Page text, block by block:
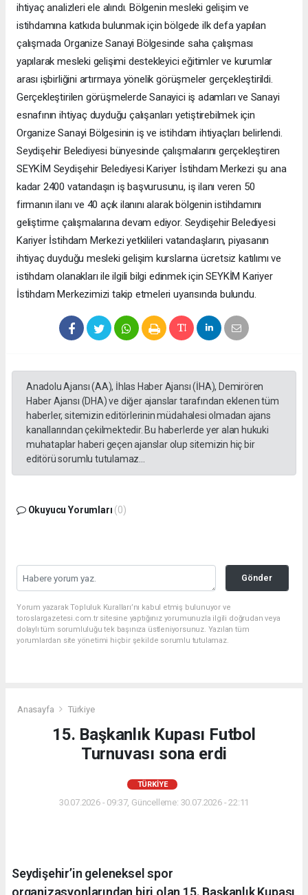
ihtiyaç analizleri ele alındı. Bölgenin mesleki gelişim ve
istihdamına katkıda bulunmak için bölgede ilk defa yapılan
çalışmada Organize Sanayi Bölgesinde saha çalışması
yapılarak mesleki gelişimi destekleyici eğitimler ve kurumlar
arası işbirliğini artırmaya yönelik görüşmeler gerçekleştirildi.
Gerçekleştirilen görüşmelerde Sanayici iş adamları ve Sanayi
esnafının ihtiyaç duyduğu çalışanları yetiştirebilmek için
Organize Sanayi Bölgesinin iş ve istihdam ihtiyaçları belirlendi.
Seydişehir Belediyesi bünyesinde çalışmalarını gerçekleştiren
SEYKİM Seydişehir Belediyesi Kariyer İstihdam Merkezi şu ana
kadar 2400 vatandaşın iş başvurusunu, iş ilanı veren 50
firmanın ilanı ve 40 açık ilanını alarak bölgenin istihdamını
geliştirme çalışmalarına devam ediyor. Seydişehir Belediyesi
Kariyer İstihdam Merkezi yetkilileri vatandaşların, piyasanın
ihtiyaç duyduğu mesleki gelişim kurslarına ücretsiz katılımı ve
istihdam olanakları ile ilgili bilgi edinmek için SEYKİM Kariyer
İstihdam Merkezimizi takip etmeleri uyarısında bulundu.
Anadolu Ajansı (AA), İhlas Haber Ajansı (İHA), Demirören
Haber Ajansı (DHA) ve diğer ajanslar tarafından eklenen tüm
haberler, sitemizin editörlerinin müdahalesi olmadan ajans
kanallarından çekilmektedir. Bu haberlerde yer alan hukuki
muhataplar haberi geçen ajanslar olup sitemizin hiç bir
editörü sorumlu tutulamaz...
Okuyucu Yorumları (0)
Gönder
Yorum yazarak Topluluk Kuralları’nı kabul etmiş bulunuyor ve
toroslargazetesi.com.tr sitesine yaptığınız yorumunuzla ilgili doğrudan veya
dolaylı tüm sorumluluğu tek başınıza üstleniyorsunuz. Yazılan tüm
yorumlardan site yönetimi hiçbir şekilde sorumlu tutulamaz.
Anasayfa Türkiye
15. Başkanlık Kupası Futbol
Turnuvası sona erdi
TÜRKIYE
30.07.2026 - 09:37, Güncelleme: 30.07.2026 - 22:11
Seydişehir’in geleneksel spor
organizasyonlarından biri olan 15. Başkanlık Kupası